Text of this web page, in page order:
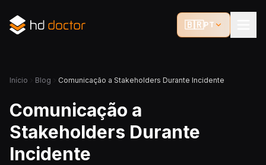
🇧🇷 PT
Início Blog Comunicação a Stakeholders Durante Incidente
Comunicação a
Stakeholders Durante
Incidente